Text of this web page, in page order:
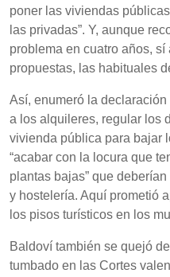
poner las viviendas
las privadas”. Y, aunque
problema en cuatro años,
propuestas, las habituales
Así, enumeró la
a los alquileres, regular los
vivienda pública para bajar
“acabar con la locura que
plantas bajas” que
y hostelería. Aquí prometió
los pisos turísticos en los
Baldoví también se quejó
tumbado en las Cortes